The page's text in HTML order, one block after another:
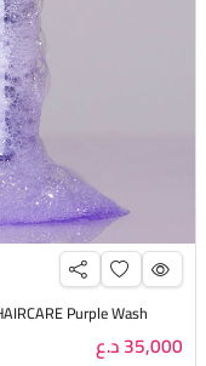
VOCÊ HAIRCARE Purple Wash فوتشي شامبو تفتيح للشعر المصبوغ
35,000 د.ع